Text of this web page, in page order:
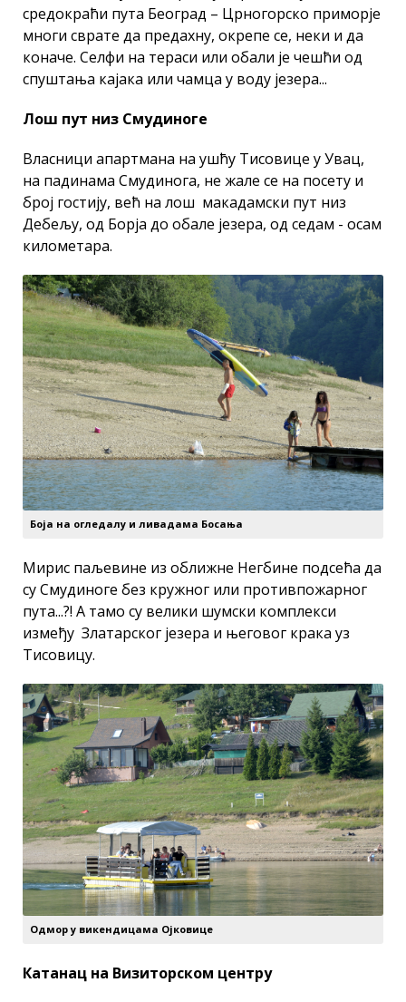
средокраћи пута Београд – Црногорско приморје
многи сврате да предахну, окрепе се, неки и да
коначе. Селфи на тераси или обали је чешћи од
спуштања кајака или чамца у воду језера...
Лош пут низ Смудиноге
Власници апартмана на ушћу Тисовице у Увац,
на падинама Смудинога, не жале се на посету и
број гостију, већ на лош макадамски пут низ
Дебељу, од Борја до обале језера, од седам - осам
километара.
Боја на огледалу и ливадама Босања
Мирис паљевине из оближне Негбине подсећа да
су Смудиноге без кружног или противпожарног
пута...?! А тамо су велики шумски комплекси
између Златарског језера и његовог крака уз
Тисовицу.
Одмор у викендицама Ојковице
Катанац на Визиторском центру